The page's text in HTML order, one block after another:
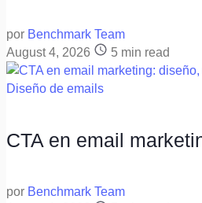
por Benchmark Team
August 4, 2026
5 min read
Diseño de emails
CTA en email
por Benchmark Team